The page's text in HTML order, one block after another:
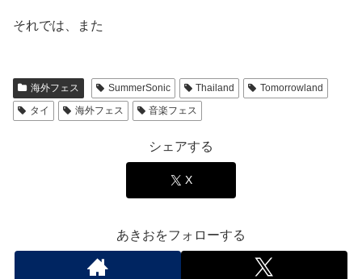
それでは、また
海外フェス SummerSonic Thailand
Tomorrowland
タイ
海外フェス 音楽フェス
シェアする
X
あきおをフォローする